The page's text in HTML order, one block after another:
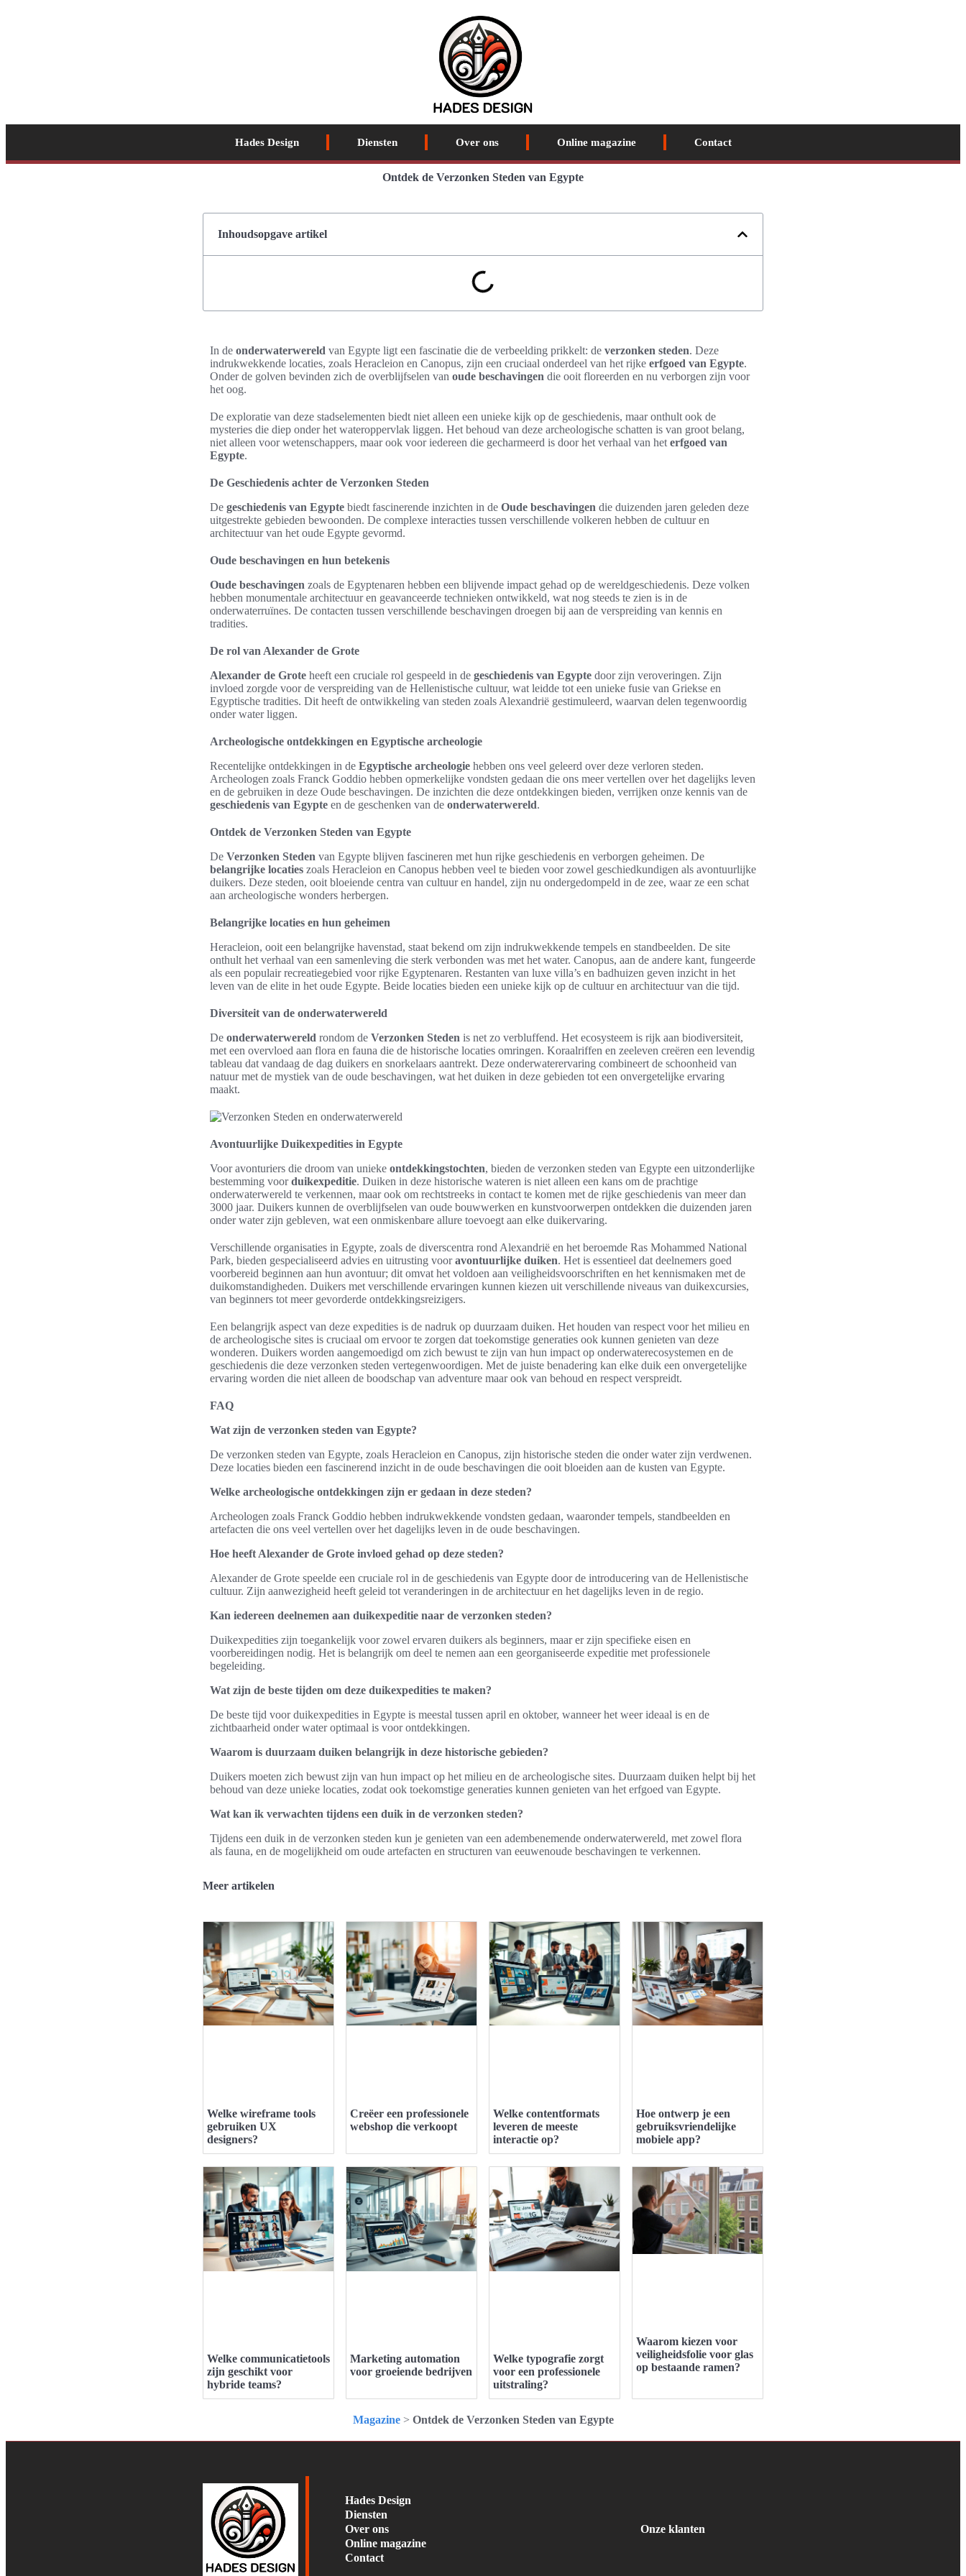
Hades Design Diensten Over ons Online magazine Contact
Ontdek de Verzonken Steden van Egypte
Inhoudsopgave artikel
In de onderwaterwereld van Egypte ligt een fascinatie die de verbeelding prikkelt: de verzonken steden. Deze
indrukwekkende locaties, zoals Heracleion en Canopus, zijn een cruciaal onderdeel van het rijke erfgoed van Egypte.
Onder de golven bevinden zich de overblijfselen van oude beschavingen die ooit floreerden en nu verborgen zijn voor
het oog.
De exploratie van deze stadselementen biedt niet alleen een unieke kijk op de geschiedenis, maar onthult ook de
mysteries die diep onder het wateroppervlak liggen. Het behoud van deze archeologische schatten is van groot belang,
niet alleen voor wetenschappers, maar ook voor iedereen die gecharmeerd is door het verhaal van het erfgoed van
Egypte.
De Geschiedenis achter de Verzonken Steden
De geschiedenis van Egypte biedt fascinerende inzichten in de Oude beschavingen die duizenden jaren geleden deze
uitgestrekte gebieden bewoonden. De complexe interacties tussen verschillende volkeren hebben de cultuur en
architectuur van het oude Egypte gevormd.
Oude beschavingen en hun betekenis
Oude beschavingen zoals de Egyptenaren hebben een blijvende impact gehad op de wereldgeschiedenis. Deze volken
hebben monumentale architectuur en geavanceerde technieken ontwikkeld, wat nog steeds te zien is in de
onderwaterruïnes. De contacten tussen verschillende beschavingen droegen bij aan de verspreiding van kennis en
tradities.
De rol van Alexander de Grote
Alexander de Grote heeft een cruciale rol gespeeld in de geschiedenis van Egypte door zijn veroveringen. Zijn
invloed zorgde voor de verspreiding van de Hellenistische cultuur, wat leidde tot een unieke fusie van Griekse en
Egyptische tradities. Dit heeft de ontwikkeling van steden zoals Alexandrië gestimuleerd, waarvan delen tegenwoordig
onder water liggen.
Archeologische ontdekkingen en Egyptische archeologie
Recentelijke ontdekkingen in de Egyptische archeologie hebben ons veel geleerd over deze verloren steden.
Archeologen zoals Franck Goddio hebben opmerkelijke vondsten gedaan die ons meer vertellen over het dagelijks leven
en de gebruiken in deze Oude beschavingen. De inzichten die deze ontdekkingen bieden, verrijken onze kennis van de
geschiedenis van Egypte en de geschenken van de onderwaterwereld.
Ontdek de Verzonken Steden van Egypte
De Verzonken Steden van Egypte blijven fascineren met hun rijke geschiedenis en verborgen geheimen. De
belangrijke locaties zoals Heracleion en Canopus hebben veel te bieden voor zowel geschiedkundigen als avontuurlijke
duikers. Deze steden, ooit bloeiende centra van cultuur en handel, zijn nu ondergedompeld in de zee, waar ze een schat
aan archeologische wonders herbergen.
Belangrijke locaties en hun geheimen
Heracleion, ooit een belangrijke havenstad, staat bekend om zijn indrukwekkende tempels en standbeelden. De site
onthult het verhaal van een samenleving die sterk verbonden was met het water. Canopus, aan de andere kant, fungeerde
als een populair recreatiegebied voor rijke Egyptenaren. Restanten van luxe villa’s en badhuizen geven inzicht in het
leven van de elite in het oude Egypte. Beide locaties bieden een unieke kijk op de cultuur en architectuur van die tijd.
Diversiteit van de onderwaterwereld
De onderwaterwereld rondom de Verzonken Steden is net zo verbluffend. Het ecosysteem is rijk aan biodiversiteit,
met een overvloed aan flora en fauna die de historische locaties omringen. Koraalriffen en zeeleven creëren een levendig
tableau dat vandaag de dag duikers en snorkelaars aantrekt. Deze onderwaterervaring combineert de schoonheid van
natuur met de mystiek van de oude beschavingen, wat het duiken in deze gebieden tot een onvergetelijke ervaring
maakt.
Avontuurlijke Duikexpedities in Egypte
Voor avonturiers die droom van unieke ontdekkingstochten, bieden de verzonken steden van Egypte een uitzonderlijke
bestemming voorduikexpeditie. Duiken in deze historische wateren is niet alleen een kans om de prachtige
onderwaterwereld te verkennen, maar ook om rechtstreeks in contact te komen met de rijke geschiedenis van meer dan
3000 jaar. Duikers kunnen de overblijfselen van oude bouwwerken en kunstvoorwerpen ontdekken die duizenden jaren
onder water zijn gebleven, wat een onmiskenbare allure toevoegt aan elke duikervaring.
Verschillende organisaties in Egypte, zoals de diverscentra rond Alexandrië en het beroemde Ras Mohammed National
Park, bieden gespecialiseerd advies en uitrusting vooravontuurlijke duiken. Het is essentieel dat deelnemers goed
voorbereid beginnen aan hun avontuur; dit omvat het voldoen aan veiligheidsvoorschriften en het kennismaken met de
duikomstandigheden. Duikers met verschillende ervaringen kunnen kiezen uit verschillende niveaus van duikexcursies,
van beginners tot meer gevorderde ontdekkingsreizigers.
Een belangrijk aspect van deze expedities is de nadruk op duurzaam duiken. Het houden van respect voor het milieu en
de archeologische sites is cruciaal om ervoor te zorgen dat toekomstige generaties ook kunnen genieten van deze
wonderen. Duikers worden aangemoedigd om zich bewust te zijn van hun impact op onderwaterecosystemen en de
geschiedenis die deze verzonken steden vertegenwoordigen. Met de juiste benadering kan elke duik een onvergetelijke
ervaring worden die niet alleen de boodschap van adventure maar ook van behoud en respect verspreidt.
FAQ
Wat zijn de verzonken steden van Egypte?
De verzonken steden van Egypte, zoals Heracleion en Canopus, zijn historische steden die onder water zijn verdwenen.
Deze locaties bieden een fascinerend inzicht in de oude beschavingen die ooit bloeiden aan de kusten van Egypte.
Welke archeologische ontdekkingen zijn er gedaan in deze steden?
Archeologen zoals Franck Goddio hebben indrukwekkende vondsten gedaan, waaronder tempels, standbeelden en
artefacten die ons veel vertellen over het dagelijks leven in de oude beschavingen.
Hoe heeft Alexander de Grote invloed gehad op deze steden?
Alexander de Grote speelde een cruciale rol in de geschiedenis van Egypte door de introducering van de Hellenistische
cultuur. Zijn aanwezigheid heeft geleid tot veranderingen in de architectuur en het dagelijks leven in de regio.
Kan iedereen deelnemen aan duikexpeditie naar de verzonken steden?
Duikexpedities zijn toegankelijk voor zowel ervaren duikers als beginners, maar er zijn specifieke eisen en
voorbereidingen nodig. Het is belangrijk om deel te nemen aan een georganiseerde expeditie met professionele
begeleiding.
Wat zijn de beste tijden om deze duikexpedities te maken?
De beste tijd voor duikexpedities in Egypte is meestal tussen april en oktober, wanneer het weer ideaal is en de
zichtbaarheid onder water optimaal is voor ontdekkingen.
Waarom is duurzaam duiken belangrijk in deze historische gebieden?
Duikers moeten zich bewust zijn van hun impact op het milieu en de archeologische sites. Duurzaam duiken helpt bij het
behoud van deze unieke locaties, zodat ook toekomstige generaties kunnen genieten van het erfgoed van Egypte.
Wat kan ik verwachten tijdens een duik in de verzonken steden?
Tijdens een duik in de verzonken steden kun je genieten van een adembenemende onderwaterwereld, met zowel flora
als fauna, en de mogelijkheid om oude artefacten en structuren van eeuwenoude beschavingen te verkennen.
Meer artikelen
Welke wireframe tools
gebruiken UX
designers?
Creëer een professionele
webshop die verkoopt
Welke contentformats
leveren de meeste
interactie op?
Hoe ontwerp je een
gebruiksvriendelijke
mobiele app?
Welke communicatietools
zijn geschikt voor
hybride teams?
Marketing automation
voor groeiende bedrijven
Welke typografie zorgt
voor een professionele
uitstraling?
Waarom kiezen voor
veiligheidsfolie voor glas
op bestaande ramen?
Magazine> Ontdek de Verzonken Steden van Egypte
Hades Design
Diensten
Over ons
Online magazine
Contact
Onze klanten